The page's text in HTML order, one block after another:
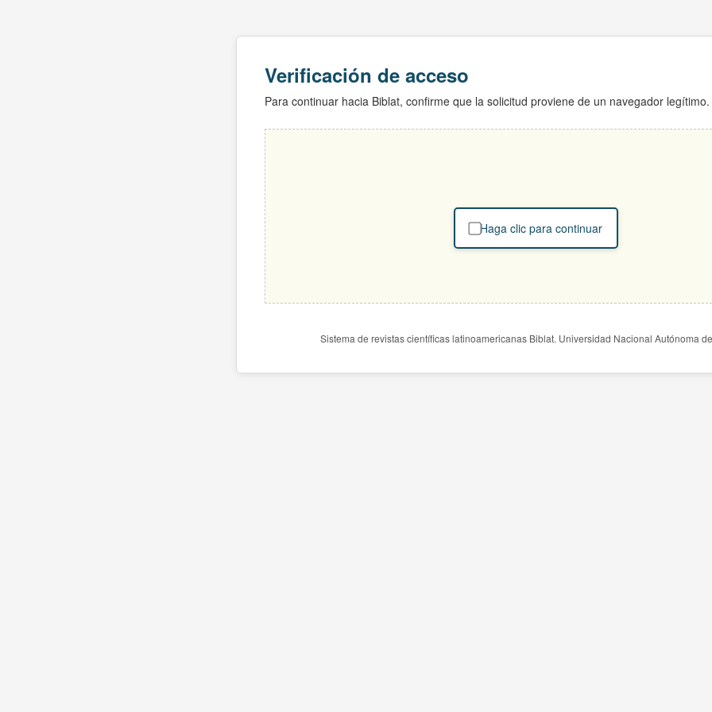
Verificación de acceso
Para continuar hacia Biblat, confirme que la solicitud proviene de un navegador legítimo.
Haga clic para continuar
Sistema de revistas científicas latinoamericanas Biblat. Universidad Nacional Autónoma